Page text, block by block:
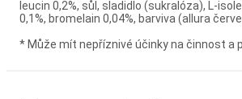
leucin 0,2%, sůl, sladidlo (sukralóza), L-
0,1%, bromelain 0,04%, barviva (allura
* Může mít nepříznivé účinky na činnost a